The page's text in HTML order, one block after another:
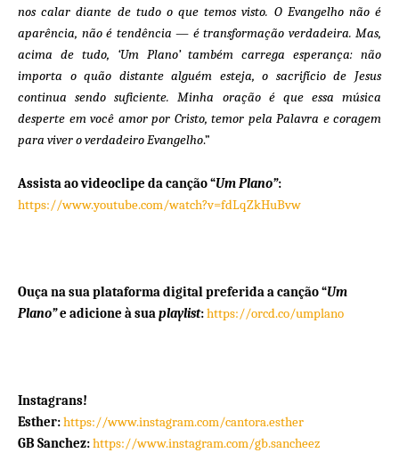
nos calar diante de tudo o que temos visto. O Evangelho não é
aparência, não é tendência — é transformação verdadeira. Mas,
acima de tudo, ‘Um Plano’ também carrega esperança: não
importa o quão distante alguém esteja, o sacrifício de Jesus
continua sendo suficiente. Minha oração é que essa música
desperte em você amor por Cristo, temor pela Palavra e coragem
para viver o verdadeiro Evangelho.”
Assista ao videoclipe da canção“Um Plano”:
https://www.youtube.com/watch?v=fdLqZkHuBvw
Ouça na sua plataforma digital preferida a canção“Um
Plano”e adicione à suaplaylist:https://orcd.co/umplano
Instagrans!
Esther:https://www.instagram.com/cantora.esther
GB Sanchez:https://www.instagram.com/gb.sancheez